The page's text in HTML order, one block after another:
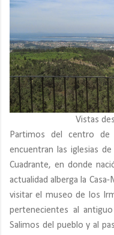
Vistas
Partimos del centro
encuentran las iglesias
Cuadrante, en donde
actualidad alberga la
visitar el museo de los
pertenecientes al
Salimos del pueblo y al